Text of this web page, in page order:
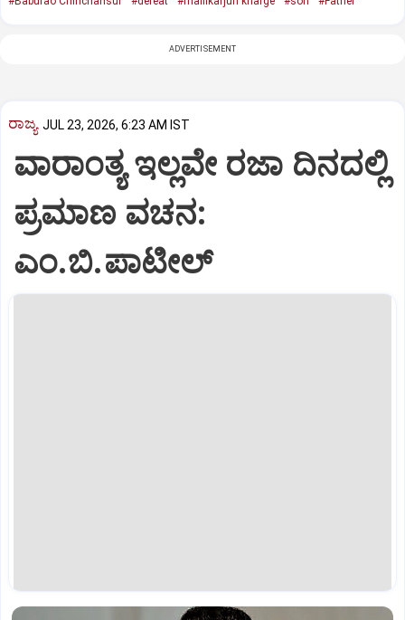
ADVERTISEMENT
ರಾಜ್ಯ JUL 23, 2026, 6:23 AM IST
ವಾರಾಂತ್ಯ ಇಲ್ಲವೇ ರಜಾ ದಿನದಲ್ಲಿ
ಪ್ರಮಾಣ ವಚನ:
ಎಂ.ಬಿ.ಪಾಟೀಲ್‌